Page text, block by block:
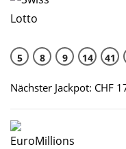
5 8 9 14 41
Nächster Jackpot: CHF